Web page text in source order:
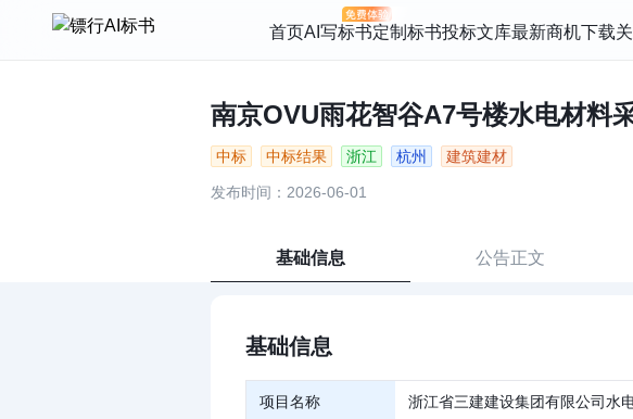
首页AI写标书定制标书投标文库最新商机下载
南京OVU雨花智谷A7号楼水电材料
中标 中标结果 浙江 杭州 建筑建材
发布时间：2026-06-01
基础信息 公告正文
基础信息
项目名称 浙江省三建建设集团有限公司水